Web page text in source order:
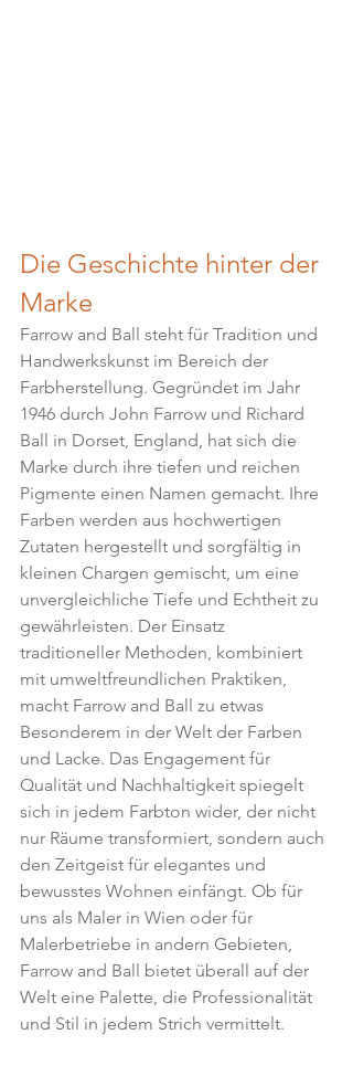
Die Geschichte hinter der
Marke
Farrow and Ball steht für Tradition und
Handwerkskunst im Bereich der
Farbherstellung. Gegründet im Jahr
1946 durch John Farrow und Richard
Ball in Dorset, England, hat sich die
Marke durch ihre tiefen und reichen
Pigmente einen Namen gemacht. Ihre
Farben werden aus hochwertigen
Zutaten hergestellt und sorgfältig in
kleinen Chargen gemischt, um eine
unvergleichliche Tiefe und Echtheit zu
gewährleisten. Der Einsatz
traditioneller Methoden, kombiniert
mit umweltfreundlichen Praktiken,
macht Farrow and Ball zu etwas
Besonderem in der Welt der Farben
und Lacke. Das Engagement für
Qualität und Nachhaltigkeit spiegelt
sich in jedem Farbton wider, der nicht
nur Räume transformiert, sondern auch
den Zeitgeist für elegantes und
bewusstes Wohnen einfängt. Ob für
uns als Maler in Wien oder für
Malerbetriebe in andern Gebieten,
Farrow and Ball bietet überall auf der
Welt eine Palette, die Professionalität
und Stil in jedem Strich vermittelt.